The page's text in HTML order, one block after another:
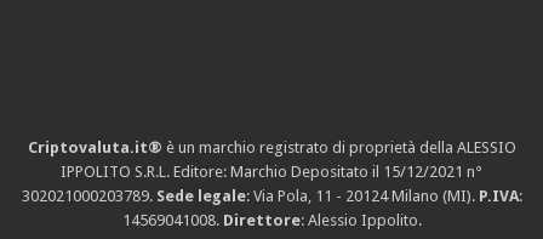
Criptovaluta.it® è un marchio registrato di proprietà della ALESSIO
IPPOLITO S.R.L. Editore: Marchio Depositato il 15/12/2021 n°
302021000203789. Sede legale: Via Pola, 11 - 20124 Milano (MI). P.IVA:
14569041008. Direttore: Alessio Ippolito.